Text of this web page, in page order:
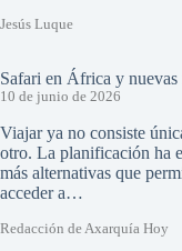
Jesús Luque
Safari en África y
10 de junio de 2026
Viajar ya no consiste
otro. La planificación ha
más alternativas que
acceder a…
Redacción de Axarquía Hoy